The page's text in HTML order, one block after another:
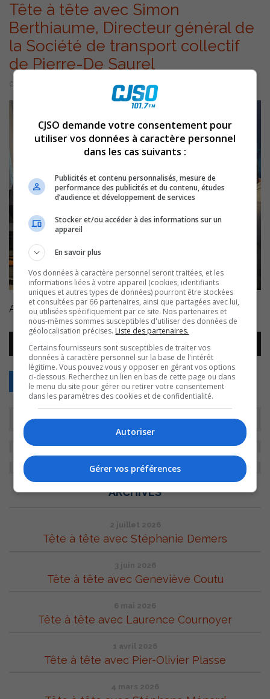
Tête à tête avec Simon
Berthiaume, Directeur général de
la Société de transport collectif
de Pierre-De Saurel
6 août 2025 | Par Équipe CJSO
Animation : Denis Marion.
Lecteur
audio
00:00
Retour
ARCHIVES
2 juillet 2026
Tête à tête avec Stéphanie Demers
3 juin 2026
Tête à tête avec Geneviève Coutu
6 mai 2026
Tête à tête avec Laurence Cournoyer
1 avril 2026
Tête à tête avec Pier-Olivier Plasse
4 mars 2026
CJSO demande votre consentement pour
utiliser vos données à caractère personnel
dans les cas suivants :
Publicités et contenu personnalisés, mesure de
performance des publicités et du contenu, études
d’audience et développement de services
Stocker et/ou accéder à des informations sur un
appareil
En savoir plus
Vos données à caractère personnel seront traitées, et les
informations liées à votre appareil (cookies, identifiants
uniques et autres types de données) pourront être stockées
et consultées par 66 partenaires, ainsi que partagées avec lui,
ou utilisées spécifiquement par ce site. Nos partenaires et
nous-mêmes sommes susceptibles d'utiliser des données de
géolocalisation précises. Liste des partenaires.
Certains fournisseurs sont susceptibles de traiter vos
données à caractère personnel sur la base de l'intérêt
légitime. Vous pouvez vous y opposer en gérant vos options
ci-dessous. Recherchez un lien en bas de cette page ou dans
le menu du site pour gérer ou retirer votre consentement
dans les paramètres des cookies et de confidentialité.
Autoriser
Gérer vos préférences